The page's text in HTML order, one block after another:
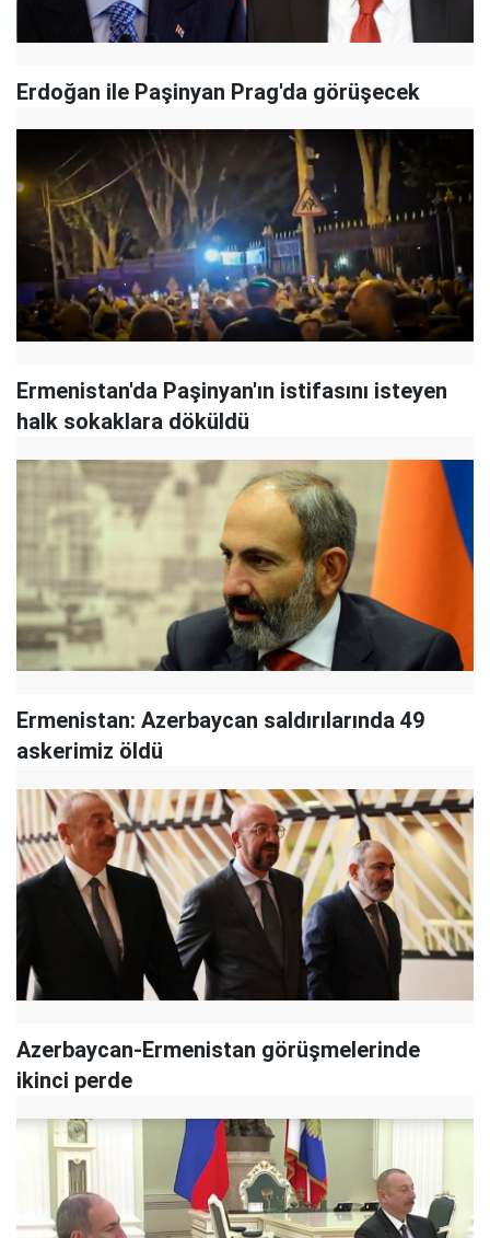
Erdoğan ile Paşinyan Prag'da görüşecek
Ermenistan'da Paşinyan'ın istifasını isteyen
halk sokaklara döküldü
Ermenistan: Azerbaycan saldırılarında 49
askerimiz öldü
Azerbaycan-Ermenistan görüşmelerinde
ikinci perde